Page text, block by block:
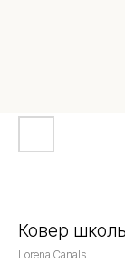
Ковер
Lorena Canals